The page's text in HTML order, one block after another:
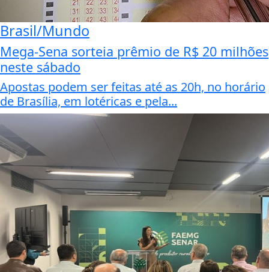
Brasil/Mundo
Mega-Sena sorteia prêmio de R$ 20 milhões
neste sábado
Apostas podem ser feitas até as 20h, no horário
de Brasília, em lotéricas e pela...